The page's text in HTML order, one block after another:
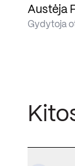
Austėja
Gydytoja